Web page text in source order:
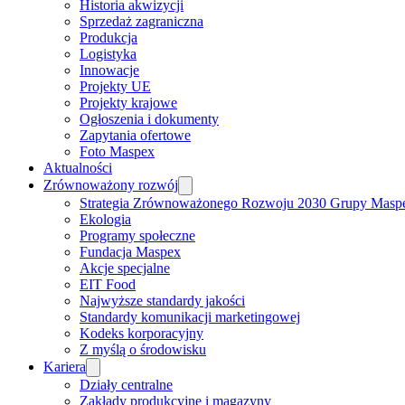
Historia akwizycji
Sprzedaż zagraniczna
Produkcja
Logistyka
Innowacje
Projekty UE
Projekty krajowe
Ogłoszenia i dokumenty
Zapytania ofertowe
Foto Maspex
Aktualności
Zrównoważony rozwój
Strategia Zrównoważonego Rozwoju 2030 Grupy
Ekologia
Programy społeczne
Fundacja Maspex
Akcje specjalne
EIT Food
Najwyższe standardy jakości
Standardy komunikacji marketingowej
Kodeks korporacyjny
Z myślą o środowisku
Kariera
Działy centralne
Zakłady produkcyjne i magazyny